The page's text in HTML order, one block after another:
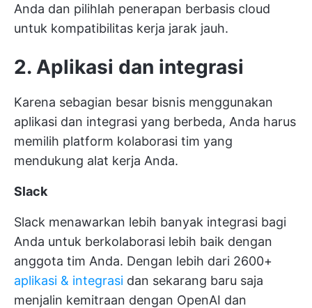
Anda dan pilihlah penerapan berbasis cloud
untuk kompatibilitas kerja jarak jauh.
2. Aplikasi dan integrasi
Karena sebagian besar bisnis menggunakan
aplikasi dan integrasi yang berbeda, Anda harus
memilih platform kolaborasi tim yang
mendukung alat kerja Anda.
Slack
Slack menawarkan lebih banyak integrasi bagi
Anda untuk berkolaborasi lebih baik dengan
anggota tim Anda. Dengan lebih dari 2600+
aplikasi & integrasi dan sekarang baru saja
menjalin kemitraan dengan OpenAI dan